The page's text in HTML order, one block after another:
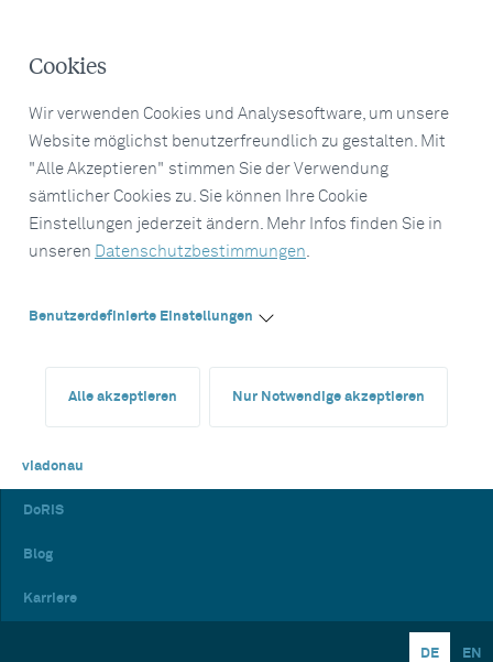
Cookies
Wir verwenden Cookies und Analysesoftware, um unsere
Website möglichst benutzerfreundlich zu gestalten. Mit
"Alle Akzeptieren" stimmen Sie der Verwendung
sämtlicher Cookies zu. Sie können Ihre Cookie
Einstellungen jederzeit ändern. Mehr Infos finden Sie in
unseren Datenschutzbestimmungen.
Benutzerdefinierte Einstellungen
Alle akzeptieren Nur Notwendige akzeptieren
viadonau
DoRIS
Blog
Karriere
DE EN